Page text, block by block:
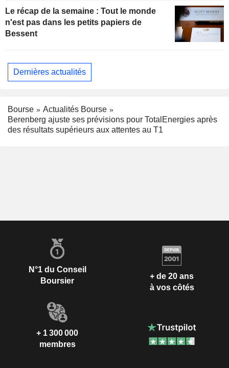
Le récap de la semaine : Tout le monde
n'est pas dans les petits papiers de
Bessent
Dernières actualités
Bourse
Actualités Bourse
Berenberg ajuste ses prévisions pour TotalEnergies après
des résultats supérieurs aux attentes au T1
N°1 du Conseil
Boursier
+ de 20 ans
à vos côtés
+ 1 300 000
membres